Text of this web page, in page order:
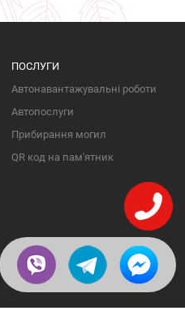
ПОСЛУГИ
Автонавантажувальні роботи
Автопослуги
Прибирання могил
QR код на пам'ятник